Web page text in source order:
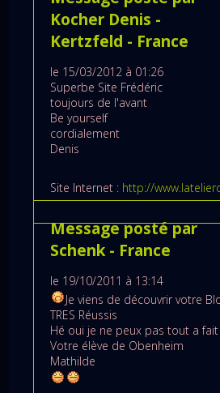
Kocher Denis -
Kertzfeld - France
le 15/03/2012 à 01:26
Superbe Site Frédéric
toujours de l'avant
Be yourself
cordialement
Denis
Site Internet : http://
Message posté par
Schenk- France
le 19/10/2011 à 13:14
Je viens de découvrir votre
TRES Réussis
Hé oui je ne peux pas tout a
Votre élève de Obenheim
Mathilde